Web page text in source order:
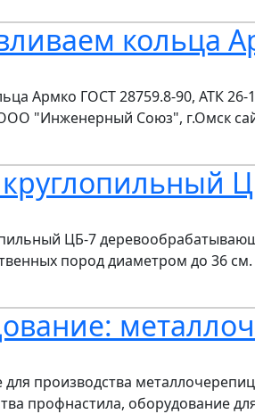
кольца
Армко ГОСТ 28759.8-90, АТК
"Инженерный Союз", г.Омск
круглопильный
ЦБ-7
пород диаметром до 36
производства
профнастила, оборудование